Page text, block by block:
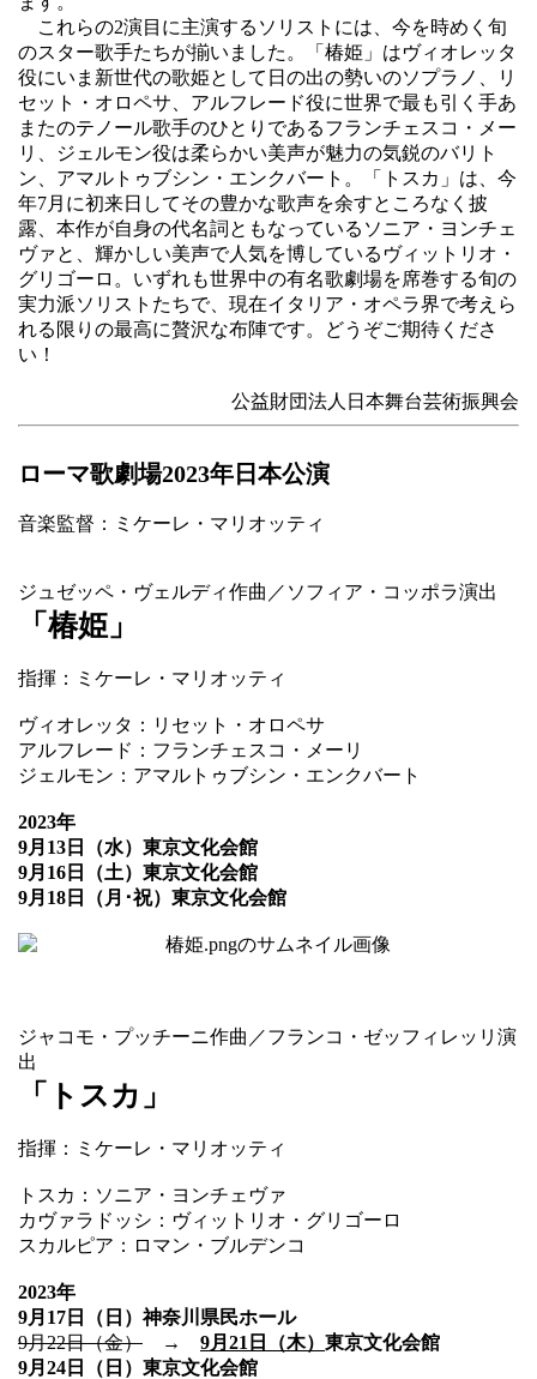
これらの2演目に主演するソリストには、今を時めく旬
のスター歌手たちが揃いました。「椿姫」はヴィオレッタ
役にいま新世代の歌姫として日の出の勢いのソプラノ、リ
セット・オロペサ、アルフレード役に世界で最も引く手あ
またのテノール歌手のひとりであるフランチェスコ・メー
リ、ジェルモン役は柔らかい美声が魅力の気鋭のバリト
ン、アマルトゥブシン・エンクバート。「トスカ」は、今
年7月に初来日してその豊かな歌声を余すところなく披
露、本作が自身の代名詞ともなっているソニア・ヨンチェ
ヴァと、輝かしい美声で人気を博しているヴィットリオ・
グリゴーロ。いずれも世界中の有名歌劇場を席巻する旬の
実力派ソリストたちで、現在イタリア・オペラ界で考えら
れる限りの最高に贅沢な布陣です。どうぞご期待くださ
い！
公益財団法人日本舞台芸術振興会
ローマ歌劇場2023年日本公演
音楽監督：ミケーレ・マリオッティ
ジュゼッペ・ヴェルディ作曲／ソフィア・コッポラ演出
「椿姫」
指揮：ミケーレ・マリオッティ
ヴィオレッタ：リセット・オロペサ
アルフレード：フランチェスコ・メーリ
ジェルモン：アマルトゥブシン・エンクバート
2023年
9月13日（水）東京文化会館
9月16日（土）東京文化会館
9月18日（月･祝）東京文化会館
ジャコモ・プッチーニ作曲／フランコ・ゼッフィレッリ演
出
「トスカ」
指揮：ミケーレ・マリオッティ
トスカ：ソニア・ヨンチェヴァ
カヴァラドッシ：ヴィットリオ・グリゴーロ
スカルピア：ロマン・ブルデンコ
2023年
9月17日（日）神奈川県民ホール
9月22日（金） → 9月21日（木） 東京文化会館
9月24日（日）東京文化会館